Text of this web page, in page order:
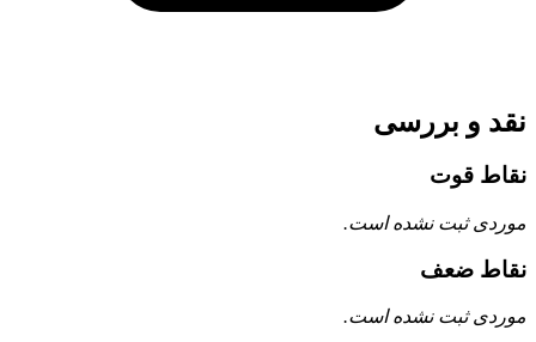
نقد و بررسی
نقاط قوت
موردی ثبت نشده است.
نقاط ضعف
موردی ثبت نشده است.